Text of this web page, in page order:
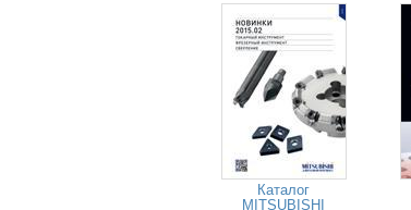
Каталог
MITSUBISHI